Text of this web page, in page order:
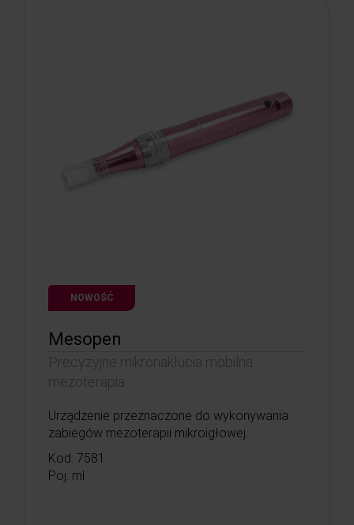
NOWOŚĆ
Mesopen
Precyzyjne mikronakłucia mobilna
mezoterapia
Urządzenie przeznaczone do wykonywania
zabiegów mezoterapii mikroigłowej.
Kod: 7581
Poj: ml